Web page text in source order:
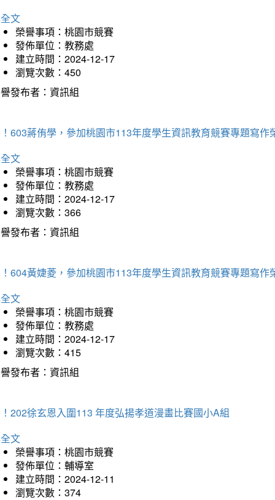
文
榮譽事項：桃園市競賽
發佈單位：教務處
建立時間：2024-12-17
瀏覽次數：450
發布者：資訊組
603蔣侑學，參加桃園市113年度學生資訊教育競賽專題寫作
文
榮譽事項：桃園市競賽
發佈單位：教務處
建立時間：2024-12-17
瀏覽次數：366
發布者：資訊組
604黃婕菱，參加桃園市113年度學生資訊教育競賽專題寫作
文
榮譽事項：桃園市競賽
發佈單位：教務處
建立時間：2024-12-17
瀏覽次數：415
發布者：資訊組
202徐玄恩入圍113 年度弘揚孝道漫畫比賽國小A組
文
榮譽事項：桃園市競賽
發佈單位：輔導室
建立時間：2024-12-11
瀏覽次數：374